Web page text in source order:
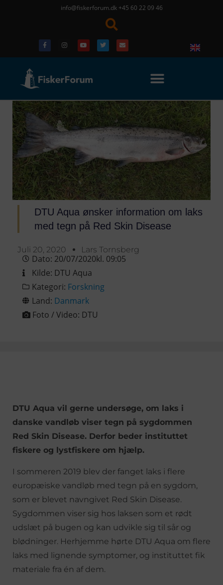
info@fiskerforum.dk +45 60 22 09 46
DTU Aqua ønsker information om laks
med tegn på Red Skin Disease
Juli 20, 2020 Lars Tornsberg
Dato: 20/07/2020kl. 09:05
Kilde: DTU Aqua
Kategori: Forskning
Land: Danmark
Foto / Video: DTU
DTU Aqua vil gerne undersøge, om laks i
danske vandløb viser tegn på sygdommen
Red Skin Disease. Derfor beder instituttet
fiskere og lystfiskere om hjælp.
I sommeren 2019 blev der fanget laks i flere
europæiske vandløb med tegn på en sygdom,
som er blevet navngivet Red Skin Disease.
Sygdommen viser sig hos laksen som et rødt
udslæt på bugen og kan udvikle sig til sår og
blødninger. Herhjemme hørte DTU Aqua om flere
laks med lignende symptomer, og instituttet fik
materiale fra én af dem.